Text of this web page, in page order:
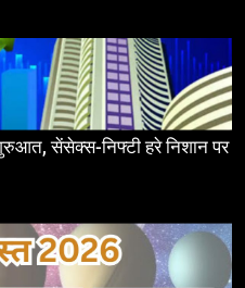
सेंसेक्स-निफ्टी हरे निशान पर